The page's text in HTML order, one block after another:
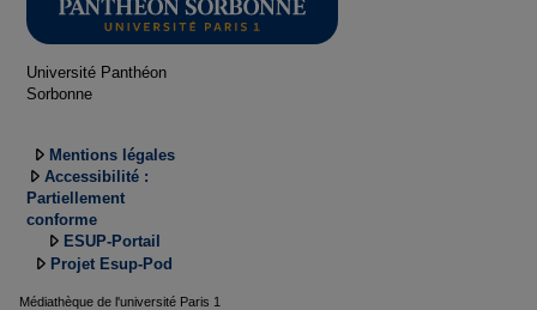
Université Panthéon
Sorbonne
Mentions légales
Accessibilité :
Partiellement
conforme
ESUP-Portail
Projet Esup-Pod
Médiathèque de l'université Paris 1